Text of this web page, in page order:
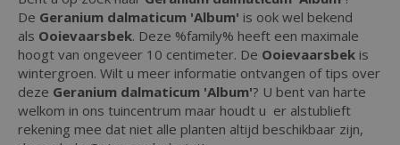
De Geranium dalmaticum 'Album' is ook wel bekend
als Ooievaarsbek. Deze %family% heeft een maximale
hoogt van ongeveer 10 centimeter. De Ooievaarsbek is
wintergroen. Wilt u meer informatie ontvangen of tips over
deze Geranium dalmaticum 'Album'? U bent van harte
welkom in ons tuincentrum maar houdt u er alstublieft
rekening mee dat niet alle planten altijd beschikbaar zijn,